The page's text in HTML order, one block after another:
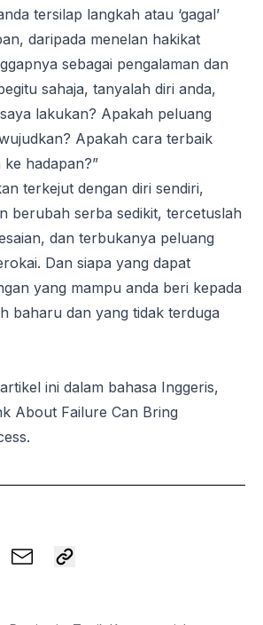
tersilap langkah atau ‘gagal’
daripada menelan hakikat
sebagai pengalaman dan
sahaja, tanyalah diri anda,
lakukan? Apakah peluang
Apakah cara terbaik
hadapan?”
terkejut dengan diri sendiri,
berubah serba sedikit, tercetuslah
dan terbukanya peluang
Dan siapa yang dapat
yang mampu anda beri kepada
baharu dan yang tidak terduga
ini dalam bahasa Inggeris,
About Failure Can Bring
.